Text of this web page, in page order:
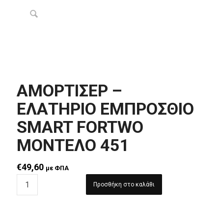
ΑΜΟΡΤΙΣΕΡ –
ΕΛΑΤΗΡΙΟ ΕΜΠΡΟΣΘΙΟ
SMART FORTWO
ΜΟΝΤΕΛΟ 451
€49,60 με ΦΠΑ
Προσθήκη στο καλάθι